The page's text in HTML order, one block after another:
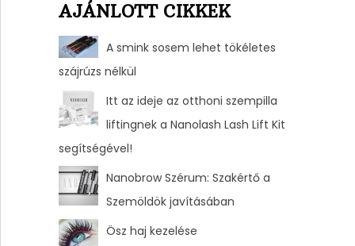
AJÁNLOTT CIKKEK
A smink sosem lehet tökéletes
szájrúzs nélkül
Itt az ideje az otthoni szempilla
liftingnek a Nanolash Lash Lift Kit
segítségével!
Nanobrow Szérum: Szakértő a
Szemöldök javításában
Ösz haj kezelése